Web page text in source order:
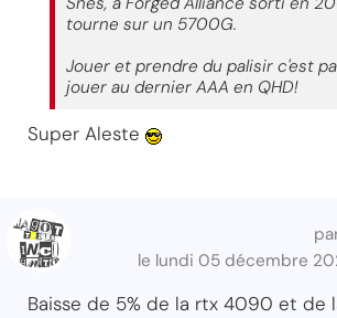
tourne sur un 5700G.
Jouer et prendre du palisir c'est
jouer au dernier AAA en QHD!
Super Aleste
le lundi 05 décembre
Baisse de 5% de la rtx 4090 et de